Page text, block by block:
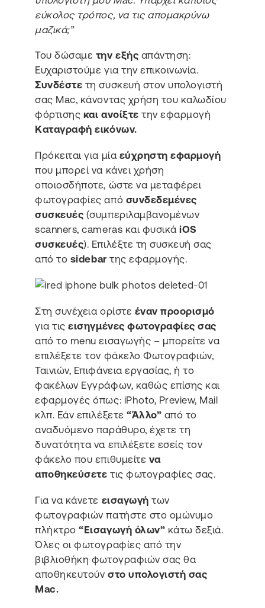
εύκολος τρόπος, να τις απομακρύνω
μαζικά;”
Του δώσαμε την εξής απάντηση:
Ευχαριστούμε για την επικοινωνία.
Συνδέστε τη συσκευή στον υπολογιστή
σας Mac, κάνοντας χρήση του καλωδίου
φόρτισης και ανοίξτε την εφαρμογή
Καταγραφή εικόνων.
Πρόκειται για μία εύχρηστη εφαρμογή
που μπορεί να κάνει χρήση
οποιοσδήποτε, ώστε να μεταφέρει
φωτογραφίες από συνδεδεμένες
συσκευές (συμπεριλαμβανομένων
scanners, cameras και φυσικάiOS
συσκευές). Επιλέξτε τη συσκευή σας
από το sidebar της εφαρμογής.
Στη συνέχεια ορίστε έναν προορισμό
για τιςεισηγμένες φωτογραφίες σας
από το menu εισαγωγής – μπορείτε να
επιλέξετε τον φάκελο Φωτογραφιών,
Ταινιών, Επιφάνεια εργασίας, ή το
φακέλων Εγγράφων, καθώς επίσης και
εφαρμογές όπως: iPhoto, Preview, Mail
κλπ. Εάν επιλέξετε“Άλλο” από το
αναδυόμενο παράθυρο, έχετε τη
δυνατότητα να επιλέξετε εσείς τον
φάκελο που επιθυμείτε να
αποθηκεύσετε τις φωτογραφίες σας.
Για να κάνετε εισαγωγή των
φωτογραφιών πατήστε στο ομώνυμο
πλήκτρο“Εισαγωγή όλων” κάτω δεξιά.
Όλες οι φωτογραφίες από την
βιβλιοθήκη φωτογραφιών σας θα
αποθηκευτούν στο υπολογιστή σας
Mac.